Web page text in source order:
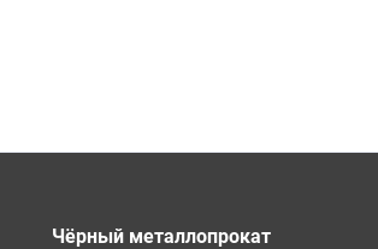
Чёрный металлопрокат